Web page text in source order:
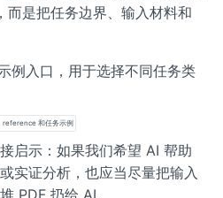
而是把任务边界、输入材料和
例入口，用于选择不同任务类
启示：如果我们希望 AI 帮助
实证分析，也应当尽量把输入
PDF 扔给 AI。